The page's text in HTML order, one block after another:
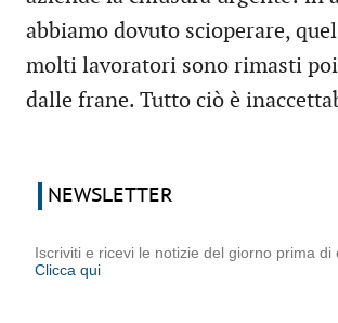
abbiamo dovuto scioperare,
molti lavoratori sono rimasti
dalle frane. Tutto ciò è
NEWSLETTER
Iscriviti e ricevi le notizie del giorno prima di
Clicca qui